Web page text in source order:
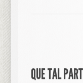
QUE TAL